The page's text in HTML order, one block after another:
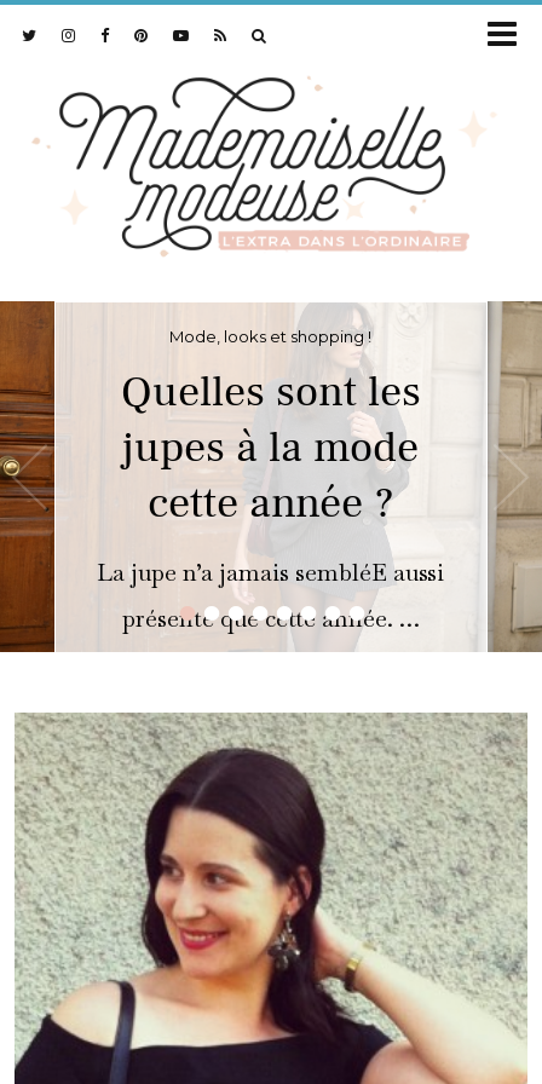
••••••••
Mode, looks et shopping !
Quelles sont les
jupes à la mode
cette année ?
La jupe n’a jamais sembléE aussi
présente que cette année. …